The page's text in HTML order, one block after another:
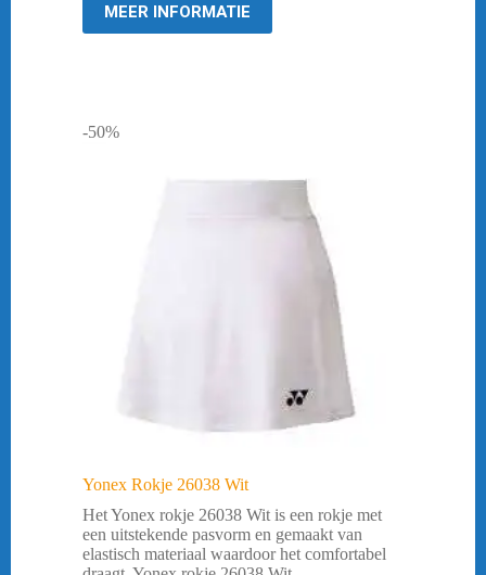
€ 6,95.
€ 4,95.
MEER INFORMATIE
-50%
Yonex Rokje 26038 Wit
Het Yonex rokje 26038 Wit is een rokje met
een uitstekende pasvorm en gemaakt van
elastisch materiaal waardoor het comfortabel